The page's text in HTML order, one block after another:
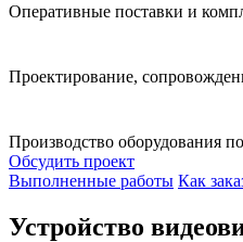
Оперативные поставки и
Проектирование,
Производство оборудования
Обсудить проект
Выполненные работы Как
Устройство